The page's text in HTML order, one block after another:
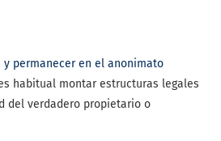
y permanecer en el anonimato
habitual montar estructuras legales
del verdadero propietario o